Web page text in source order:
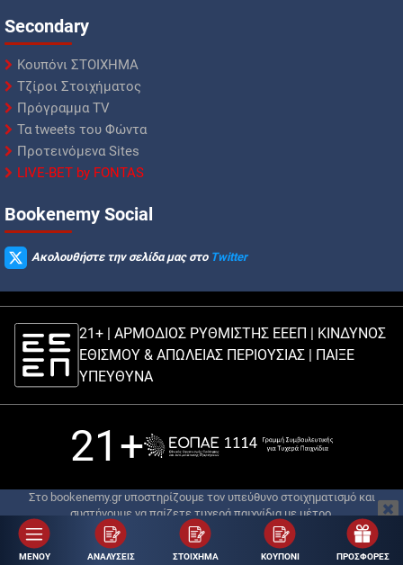
Secondary
Κουπόνι ΣΤΟΙΧΗΜΑ
Τζίροι Στοιχήματος
Πρόγραμμα TV
Τα tweets του Φώντα
Προτεινόμενα Sites
LIVE-BET by FONTAS
Βookenemy Social
Ακολουθήστε την σελίδα μας στο Twitter
21+ | ΑΡΜΟΔΙΟΣ ΡΥΘΜΙΣΤΗΣ ΕΕΕΠ | ΚΙΝΔΥΝΟΣ
ΕΘΙΣΜΟΥ & ΑΠΩΛΕΙΑΣ ΠΕΡΙΟΥΣΙΑΣ | ΠΑΙΞΕ
ΥΠΕΥΘΥΝΑ
21+
Στο bookenemy.gr υποστηρίζουμε τον υπεύθυνο στοιχηματισμό και
συστήνουμε να παίζετε τυχερά παιχνίδια με μέτρο.
© Copyright 2018 - 2026 | Σχεδιασμός ιστότοπου:
Digital Winners
| Ανάπτυξη
& Φιλοξενία Ιστοτόπου:
Digital Winners
ΜΕΝΟΥ ΑΝΑΛΥΣΕΙΣ ΣΤΟΙΧΗΜΑ ΚΟΥΠΟΝΙ ΠΡΟΣΦΟΡΕΣ